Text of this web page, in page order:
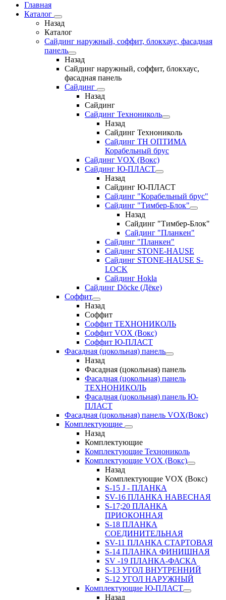
Главная
Каталог
Назад
Каталог
Сайдинг наружный, соффит, блокхаус, фасадная
панель
Назад
Сайдинг наружный, соффит, блокхаус,
фасадная панель
Сайдинг
Назад
Сайдинг
Сайдинг Технониколь
Назад
Сайдинг Технониколь
Сайдинг ТН ОПТИМА
Корабельный брус
Сайдинг VOX (Вокс)
Сайдинг Ю-ПЛАСТ
Назад
Сайдинг Ю-ПЛАСТ
Сайдинг "Корабельный брус"
Сайдинг "Тимбер-Блок"
Назад
Сайдинг "Тимбер-Блок"
Сайдинг "Планкен"
Сайдинг "Планкен"
Сайдинг STONE-HAUSE
Сайдинг STONE-HAUSE S-
LOCK
Сайдинг Hokla
Сайдинг Döcke (Дёке)
Соффит
Назад
Соффит
Соффит ТЕХНОНИКОЛЬ
Соффит VOX (Вокс)
Соффит Ю-ПЛАСТ
Фасадная (цокольная) панель
Назад
Фасадная (цокольная) панель
Фасадная (цокольная) панель
ТЕХНОНИКОЛЬ
Фасадная (цокольная) панель Ю-
ПЛАСТ
Фасадная (цокольная) панель VOX(Вокс)
Комплектующие
Назад
Комплектующие
Комплектующие Технониколь
Комплектующие VOX (Вокс)
Назад
Комплектующие VOX (Вокс)
S-15 J - ПЛАНКА
SV-16 ПЛАНКА НАВЕСНАЯ
S-17;20 ПЛАНКА
ПРИОКОННАЯ
S-18 ПЛАНКА
СОЕДИНИТЕЛЬНАЯ
SV-11 ПЛАНКА СТАРТОВАЯ
S-14 ПЛАНКА ФИНИШНАЯ
SV -19 ПЛАНКА-ФАСКА
S-13 УГОЛ ВНУТРЕННИЙ
S-12 УГОЛ НАРУЖНЫЙ
Комплектующие Ю-ПЛАСТ
Назад